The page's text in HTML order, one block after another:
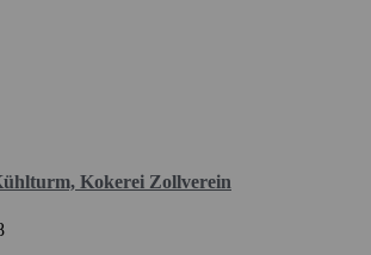
Kokerei Zollverein